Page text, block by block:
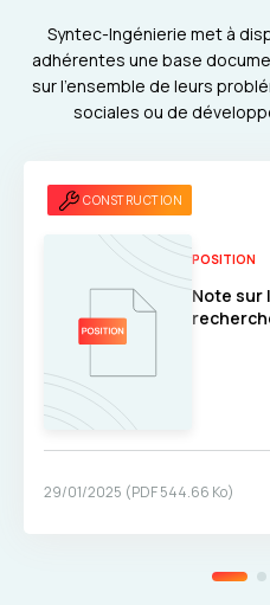
Syntec-Ingénierie met à
adhérentes une base
sur l'ensemble de leurs
sociales ou de
CONSTRUCTION
POSITION
Note sur
29/01/2025 (PDF544.66 Ko)